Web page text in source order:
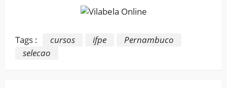
Tags : cursos ifpe
Pernambuco
selecao